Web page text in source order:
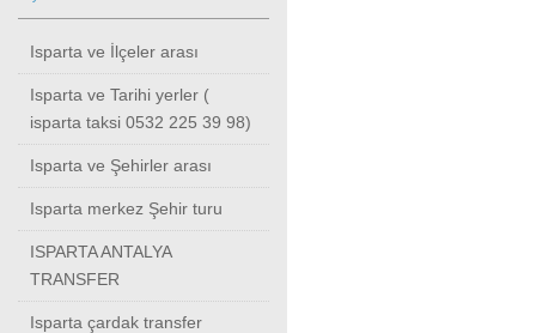
Isparta ve İlçeler arası
Isparta ve Tarihi yerler (
isparta taksi 0532 225 39 98)
Isparta ve Şehirler arası
Isparta merkez Şehir turu
ISPARTA ANTALYA
TRANSFER
Isparta çardak transfer